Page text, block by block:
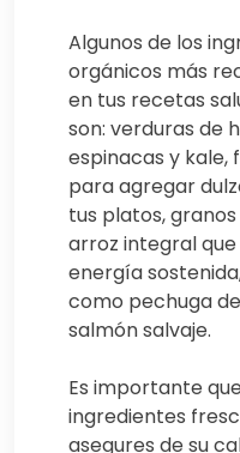
Algunos de los
orgánicos más
en tus recetas
son: verduras de
espinacas y
para agregar
tus platos,
arroz integral
energía
como pechuga
salmón salvaje.
Es importante
ingredientes
asegures de su